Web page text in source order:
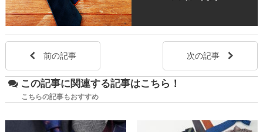
前の記事 次の記事
この記事に関連する記事はこちら！
こちらの記事もおすすめ